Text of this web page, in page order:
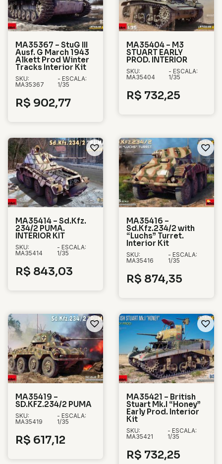
MA35367 – StuG III
Ausf. G March 1943
Alkett Prod Winter
Tracks Interior Kit
SKU:
MA35367
- ESCALA:
1/35
R$ 902,77
MA35404 – M3
STUART EARLY
PROD. INTERIOR
SKU:
MA35404
- ESCALA:
1/35
R$ 732,25
MA35414 – Sd.Kfz.
234/2 PUMA.
INTERIOR KIT
SKU:
MA35414
- ESCALA:
1/35
R$ 843,03
MA35416 –
Sd.Kfz.234/2 with
“Luchs” Turret.
Interior Kit
SKU:
MA35416
- ESCALA:
1/35
R$ 874,35
MA35419 –
SD.KFZ.234/2 PUMA
SKU:
MA35419
- ESCALA:
1/35
R$ 617,12
MA35421 – British
Stuart Mk.I “Honey”
Early Prod. Interior
Kit
SKU:
MA35421
- ESCALA:
1/35
R$ 732,25